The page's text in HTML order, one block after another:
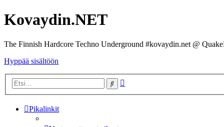
Kovaydin.NET
The Finnish Hardcore Techno Underground #kovaydin.net @
Hyppää sisältöön
Etsi
Pikalinkit